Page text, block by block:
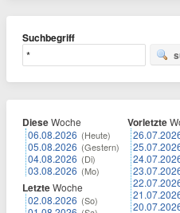
Suchbegriff
DieseWoche
06.08.2026 (Heute)
05.08.2026 (Gestern)
04.08.2026 (Di)
03.08.2026 (Mo)
LetzteWoche
02.08.2026 (So)
Vorletzte